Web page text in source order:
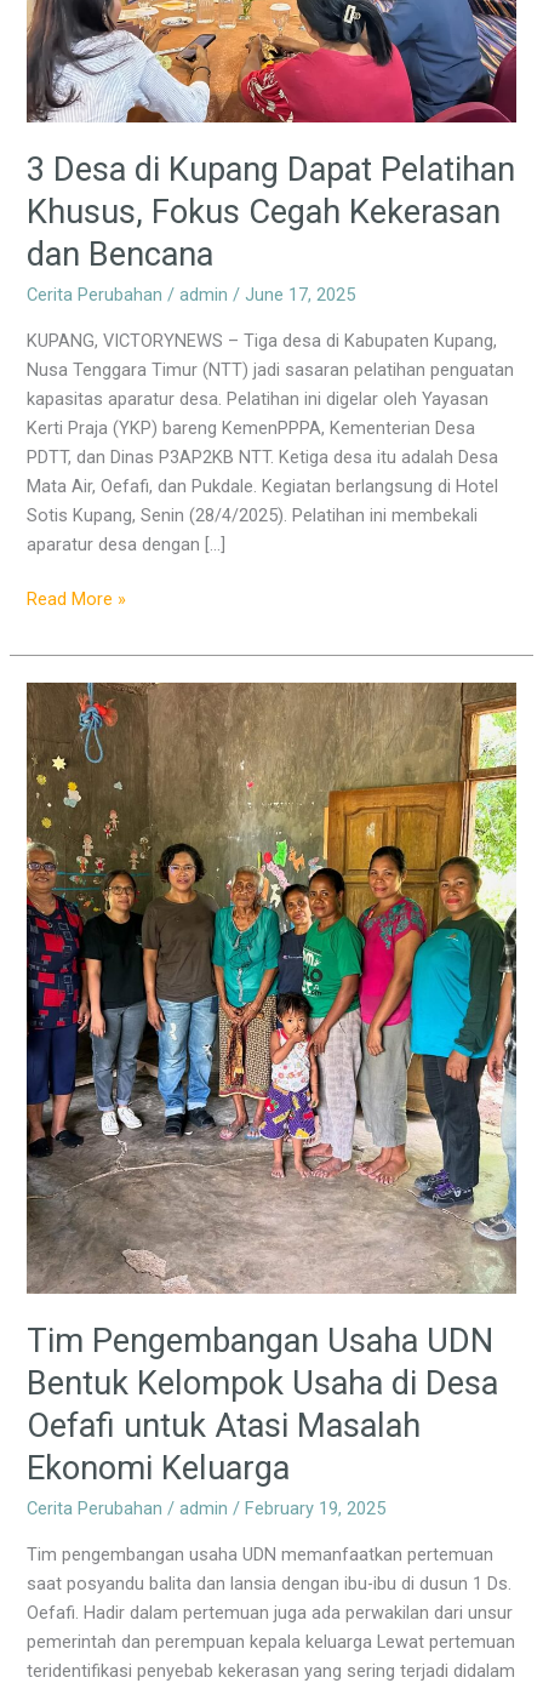
3 Desa di Kupang Dapat Pelatihan
Khusus, Fokus Cegah Kekerasan
dan Bencana
Cerita Perubahan /admin/June 17, 2025
KUPANG, VICTORYNEWS – Tiga desa di Kabupaten Kupang,
Nusa Tenggara Timur (NTT) jadi sasaran pelatihan penguatan
kapasitas aparatur desa. Pelatihan ini digelar oleh Yayasan
Kerti Praja (YKP) bareng KemenPPPA, Kementerian Desa
PDTT, dan Dinas P3AP2KB NTT. Ketiga desa itu adalah Desa
Mata Air, Oefafi, dan Pukdale. Kegiatan berlangsung di Hotel
Sotis Kupang, Senin (28/4/2025). Pelatihan ini membekali
aparatur desa dengan […]
Fokus
Cegah
Kekerasan
dan
Bencana
Read More »
Tim Pengembangan Usaha UDN
Bentuk Kelompok Usaha di Desa
Oefafi untuk Atasi Masalah
Ekonomi Keluarga
Cerita Perubahan /admin/February 19, 2025
Tim pengembangan usaha UDN memanfaatkan pertemuan
saat posyandu balita dan lansia dengan ibu-ibu di dusun 1 Ds.
Oefafi. Hadir dalam pertemuan juga ada perwakilan dari unsur
pemerintah dan perempuan kepala keluarga Lewat pertemuan
teridentifikasi penyebab kekerasan yang sering terjadi didalam
Tim
Pengembangan
Usaha
UDN
Bentuk
Kelompok
Usaha
di
Desa
Oefafi
untuk
Atasi
Masalah
Ekonomi
Keluarga